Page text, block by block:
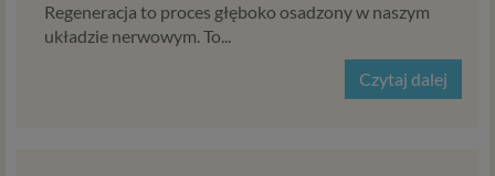
Regeneracja to proces głęboko osadzony w naszym
układzie nerwowym. To...
Czytaj dalej